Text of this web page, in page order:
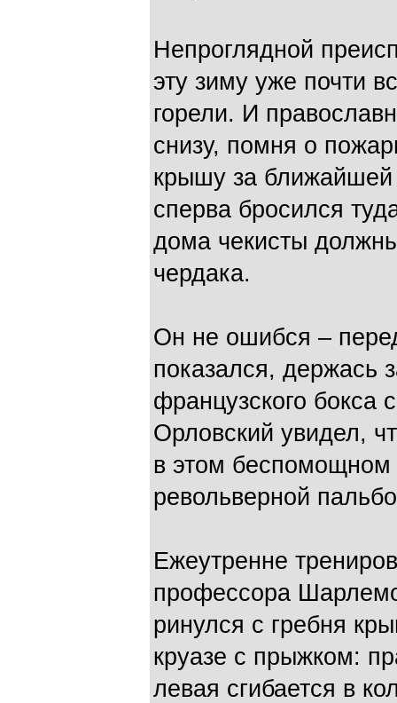
Непроглядной
эту зиму уже почти
горели. И
снизу, помня о
крышу за ближайшей
сперва бросился
дома чекисты
чердака.
Он не ошибся –
показался, держась
французского бокса
Орловский увидел,
в этом
револьверной
Ежеутренне
профессора
ринулся с гребня
круазе с прыжком:
левая сгибается в